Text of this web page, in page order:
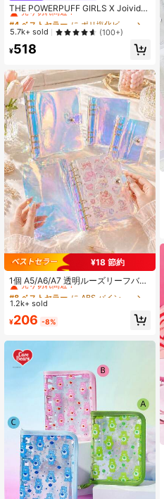
THE POWERPUFF GIRLS X Joivida
1個 X Joivida 透明ポータブルダブル
スナップファイルフォルダー、3スタ
イル展開、アルバムとして写真を収
納、お金、文房具、ノート、ステッ
カーブックにも対応、オフィス、学
売り切れ間近！
#4 ベストセラー
売り切れ間近！
#4 ベストセラー
売り切れ間近！
#4 ベストセラー
売り切れ間近！
5.7k+ sold (100+)
¥518
¥18 節約
1個 A5/A6/A7 透明ルーズリーフバイ
ンダー、ポータブルクリアステッカ
ーブック、ステッカーアルバム、フ
バム、予算プランナー、日記、ノー
ク、学校用品
#8 ベストセラー
に ABS バインダー
売り切れ間近！
#8 ベストセラー
売り切れ間近！
#8 ベストセラー
売り切れ間近！
#8 ベストセラー
1.2k+ sold
¥206 -8%